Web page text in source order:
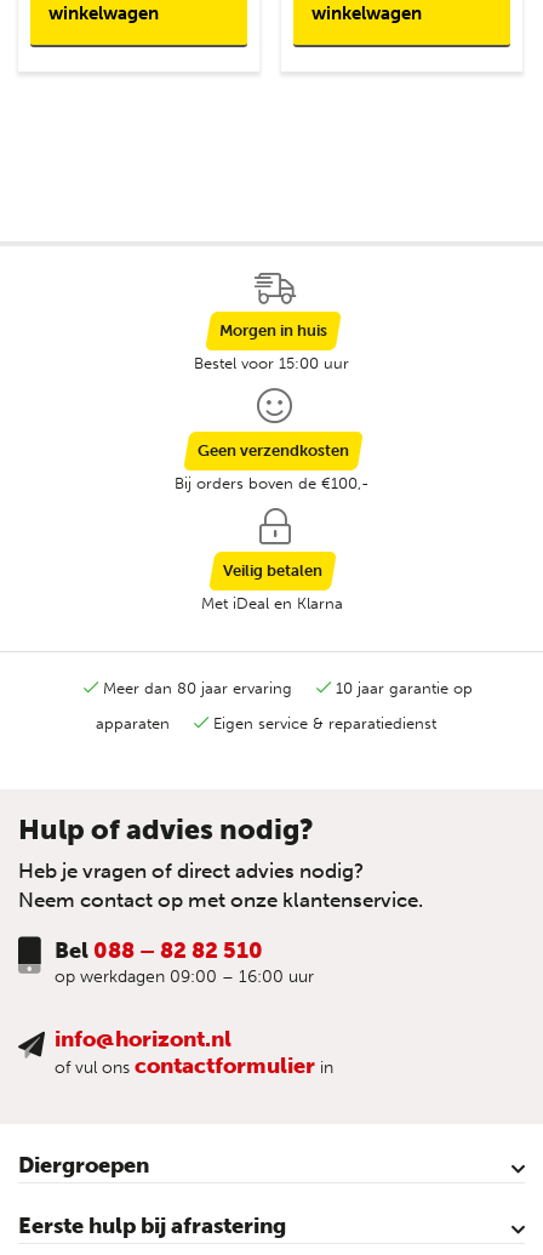
winkelwagen
winkelwagen
Morgen in huis
Bestel voor 15:00 uur
Geen verzendkosten
Bij orders boven de €100,-
Veilig betalen
Met iDeal en Klarna
Meer dan 80 jaar ervaring
10 jaar garantie op
apparaten
Eigen service & reparatiedienst
Hulp of advies nodig?
Heb je vragen of direct advies nodig?
Neem contact op met onze klantenservice.
Bel 088 – 82 82 510
op werkdagen 09:00 – 16:00 uur
info@horizont.nl
of vul ons contactformulier in
Diergroepen
Rund
Schaap
Paard
Geit
Pluimvee
Varken
Huisdieren
Reigers
Wolfafweer
Wild / Wildafweer
Eerste hulp bij afrastering
Horizont Animatie-video’s
Horizont Productvideo’s
Horizont afrastering voor dieren
Afraster advies voor rundvee
Afraster advies voor paarden
Afraster advies voor schapen
Afraster advies tegen wolven
Afraster advies schutting/voliére
Afraster advies voor honden
Afraster advies voor katten
Afraster advies voor vijvers
Afraster advies tegen duiven
Agro Aktueel